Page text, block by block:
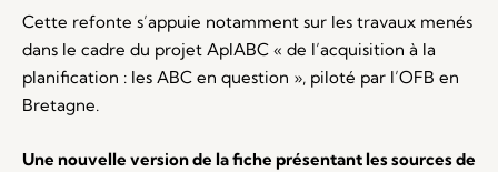
Cette refonte s’appuie notamment sur les travaux menés
dans le cadre du projet AplABC « de l’acquisition à la
planification : les ABC en question », piloté par l’OFB en
Bretagne.
Une nouvelle version de la fiche présentant les sources de